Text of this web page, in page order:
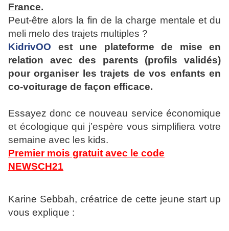
France.
Peut-être alors la fin de la charge mentale et du
meli melo des trajets multiples ?
KidrivOO
est une plateforme de mise en
relation avec des parents (profils validés)
pour organiser les trajets de vos enfants en
co-voiturage de façon efficace.
Essayez donc ce nouveau service économique
et écologique qui j’espère vous simplifiera votre
semaine avec les kids.
Premier mois gratuit avec le code
NEWSCH21
Karine Sebbah, créatrice de cette jeune start up
vous explique :